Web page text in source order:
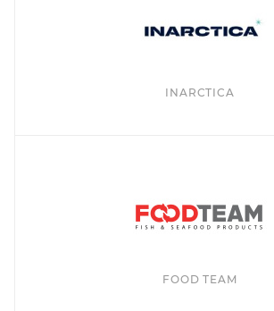
INARCTICA
FOOD TEAM